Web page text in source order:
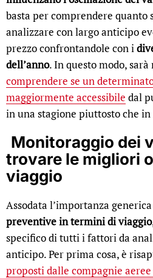
basta per comprendere quanto
analizzare con largo anticipo
prezzo confrontandole con i
dell’anno. In questo modo,
comprendere se un
maggiormente accessibile dal
in una stagione piuttosto che in
Monitoraggio dei
trovare le migliori
viaggio
Assodata l’importanza
preventive in termini di viaggio
specifico di tutti i fattori da
anticipo. Per prima cosa, è
proposti dalle compagnie